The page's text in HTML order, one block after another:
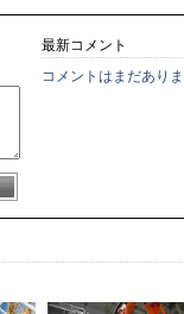
最新コメント
コメントはまだあり